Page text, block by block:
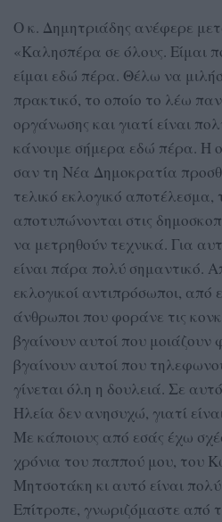
Ο κ. Δημητριάδης ανέφερε
«Καλησπέρα σε όλους. Είμαι
είμαι εδώ πέρα. Θέλω να
πρακτικό, το οποίο το λέω
οργάνωσης και γιατί είναι
κάνουμε σήμερα εδώ πέρα. Η
σαν τη Νέα Δημοκρατία
τελικό εκλογικό αποτέλεσμα,
αποτυπώνονται στις
να μετρηθούν τεχνικά. Για
είναι πάρα πολύ σημαντικό.
εκλογικοί αντιπρόσωποι, από
άνθρωποι που φοράνε τις
βγαίνουν αυτοί που
βγαίνουν αυτοί που
γίνεται όλη η δουλειά. Σε
Ηλεία δεν ανησυχώ, γιατί
Με κάποιους από εσάς έχω
χρόνια του παππού μου, του
Μητσοτάκη κι αυτό είναι πολύ
Επίτροπε, γνωριζόμαστε από